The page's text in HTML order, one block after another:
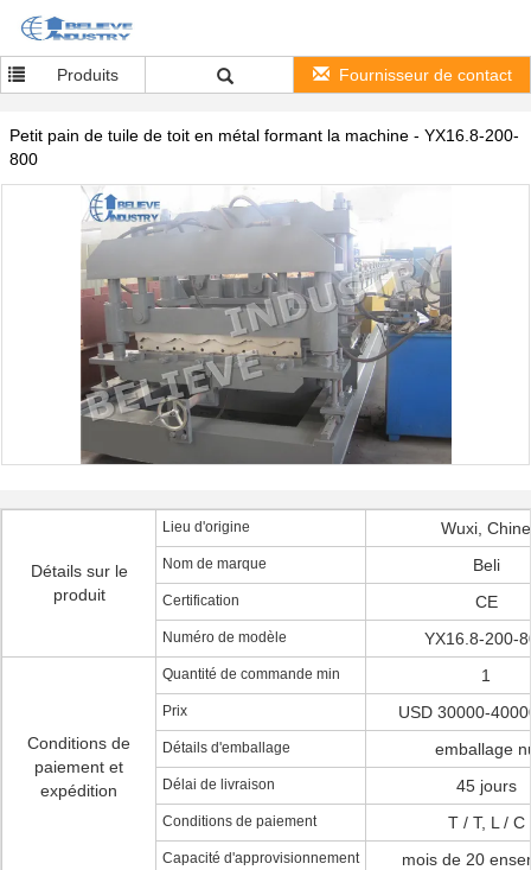
Produits Fournisseur de contact
Petit pain de tuile de toit en métal formant la machine - YX16.8-200-
800
Détails sur le
produit
Lieu d'origine Wuxi, Chine
Nom de marque Beli
Certification CE
Numéro de modèle YX16.8-200-
Conditions de
paiement et
expédition
Quantité de commande min 1
Prix USD 30000-
Détails d'emballage emballage
Délai de livraison 45 jours
Conditions de paiement T / T, L / C
Capacité d'approvisionnement mois de 20